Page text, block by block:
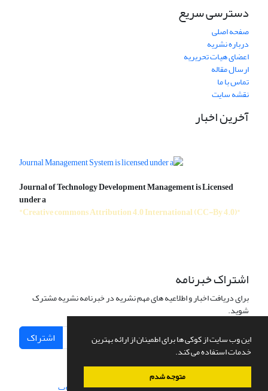
این وب سایت از کوکی ها برای اطمینان از ارائه بهترین
خدمات استفاده می کند.
متوجه شدم
دسترسی سریع
صفحه اصلی
درباره نشریه
اعضای هیات تحریریه
ارسال مقاله
تماس با ما
نقشه سایت
آخرین اخبار
Journal of Technology Development Management is Licensed
under a
"Creative commons Attribution 4.0 International (CC-By 4.0)"
اشتراک خبرنامه
برای دریافت اخبار و اطلاعیه های مهم نشریه در خبرنامه نشریه مشترک
شوید.
اشتراک
سامانه مدیریت نشریات علمی.طراحی و پیاده سازی از سیناوب